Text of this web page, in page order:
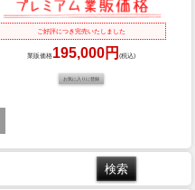
ご好評につき完売いたしました
業販価格195,000円 (税込)